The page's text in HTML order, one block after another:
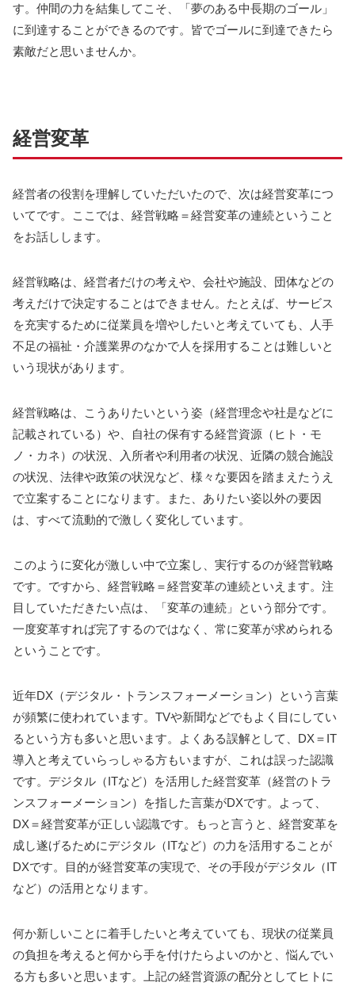
す。仲間の力を結集してこそ、「夢のある中長期のゴール」
に到達することができるのです。皆でゴールに到達できたら
素敵だと思いませんか。
経営変革
経営者の役割を理解していただいたので、次は経営変革につ
いてです。ここでは、経営戦略＝経営変革の連続ということ
をお話しします。
経営戦略は、経営者だけの考えや、会社や施設、団体などの
考えだけで決定することはできません。たとえば、サービス
を充実するために従業員を増やしたいと考えていても、人手
不足の福祉・介護業界のなかで人を採用することは難しいと
いう現状があります。
経営戦略は、こうありたいという姿（経営理念や社是などに
記載されている）や、自社の保有する経営資源（ヒト・モ
ノ・カネ）の状況、入所者や利用者の状況、近隣の競合施設
の状況、法律や政策の状況など、様々な要因を踏まえたうえ
で立案することになります。また、ありたい姿以外の要因
は、すべて流動的で激しく変化しています。
このように変化が激しい中で立案し、実行するのが経営戦略
です。ですから、経営戦略＝経営変革の連続といえます。注
目していただきたい点は、「変革の連続」という部分です。
一度変革すれば完了するのではなく、常に変革が求められる
ということです。
近年DX（デジタル・トランスフォーメーション）という言葉
が頻繁に使われています。TVや新聞などでもよく目にしてい
るという方も多いと思います。よくある誤解として、DX＝IT
導入と考えていらっしゃる方もいますが、これは誤った認識
です。デジタル（ITなど）を活用した経営変革（経営のトラ
ンスフォーメーション）を指した言葉がDXです。よって、
DX＝経営変革が正しい認識です。もっと言うと、経営変革を
成し遂げるためにデジタル（ITなど）の力を活用することが
DXです。目的が経営変革の実現で、その手段がデジタル（IT
など）の活用となります。
何か新しいことに着手したいと考えていても、現状の従業員
の負担を考えると何から手を付けたらよいのかと、悩んでい
る方も多いと思います。上記の経営資源の配分としてヒトに